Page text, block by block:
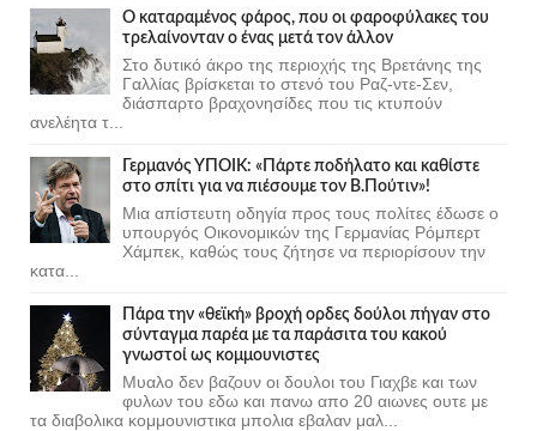
Ο καταραμένος φάρος, που οι φαροφύλακες του
τρελαίνονταν ο ένας μετά τον άλλον
Στο δυτικό άκρο της περιοχής της Βρετάνης της
Γαλλίας βρίσκεται το στενό του Ραζ-ντε-Σεν,
διάσπαρτο βραχονησίδες που τις κτυπούν
ανελέητα τ...
Γερμανός ΥΠΟΙΚ: «Πάρτε ποδήλατο και καθίστε
στο σπίτι για να πιέσουμε τον Β.Πούτιν»!
Μια απίστευτη οδηγία προς τους πολίτες έδωσε ο
υπουργός Οικονομικών της Γερμανίας Ρόμπερτ
Χάμπεκ, καθώς τους ζήτησε να περιορίσουν την
κατα...
Πάρα την «θεϊκή» βροχή ορδες δούλοι πήγαν στο
σύνταγμα παρέα με τα παράσιτα του κακού
γνωστοί ως κομμουνιστες
Μυαλο δεν βαζουν οι δουλοι του Γιαχβε και των
φυλων του εδω και πανω απο 20 αιωνες ουτε με
τα διαβολικα κομμουνιστικα μπολια εβαλαν μαλ...